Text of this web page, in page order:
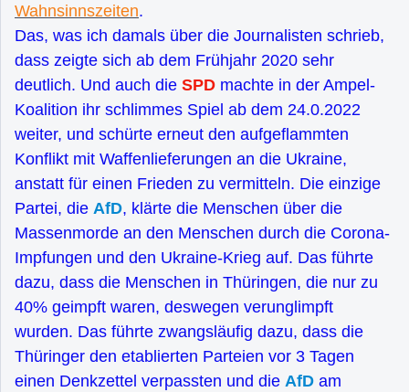
Wahnsinnszeiten.
Das, was ich damals über die Journalisten schrieb,
dass zeigte sich ab dem Frühjahr 2020 sehr
deutlich. Und auch die SPD machte in der Ampel-
Koalition ihr schlimmes Spiel ab dem 24.0.2022
weiter, und schürte erneut den aufgeflammten
Konflikt mit Waffenlieferungen an die Ukraine,
anstatt für einen Frieden zu vermitteln. Die einzige
Partei, die AfD, klärte die Menschen über die
Massenmorde an den Menschen durch die Corona-
Impfungen und den Ukraine-Krieg auf. Das führte
dazu, dass die Menschen in Thüringen, die nur zu
40% geimpft waren, deswegen verunglimpft
wurden. Das führte zwangsläufig dazu, dass die
Thüringer den etablierten Parteien vor 3 Tagen
einen Denkzettel verpassten und die AfD am